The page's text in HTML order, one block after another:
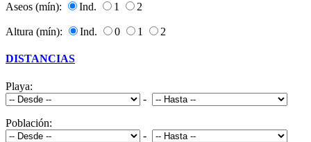
Aseos (mín): Ind. 1 2
Altura (mín): Ind. 0 1 2
DISTANCIAS
Playa:
-
Población:
-